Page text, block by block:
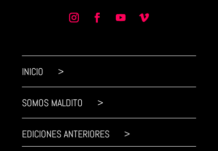
INICIO >
SOMOS MALDITO >
EDICIONES ANTERIORES >